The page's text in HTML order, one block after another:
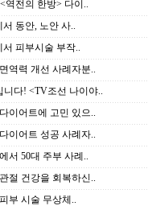
역전의 한방> 다이..
동안, 노안 사..
피부시술 부작..
역력 개선 사례자분..
니다! <TV조선 나이야..
이어트에 고민 있으..
이어트 성공 사례자..
서 50대 주부 사례..
절 건강을 회복하신..
부 시술 무상체..